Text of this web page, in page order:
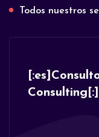
Todos nuestros
Consulting[:]